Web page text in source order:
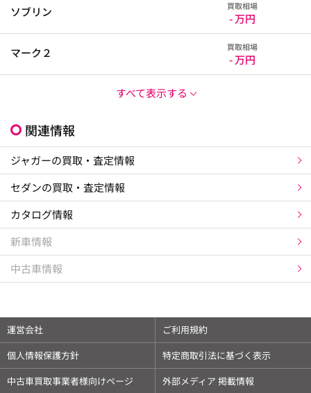
ソブリン 買取相場
- 万円
マーク２ 買取相場
- 万円
すべて表示する
関連情報
ジャガーの買取・査定情報
セダンの買取・査定情報
カタログ情報
新車情報
中古車情報
運営会社
ご利用規約
個人情報保護方針
特定商取引法に基づく表示
中古車買取事業者様向けページ
外部メディア 掲載情報